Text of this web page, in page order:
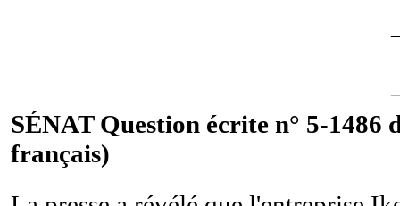
SÉNAT Question écrite n° 5-1486
français)